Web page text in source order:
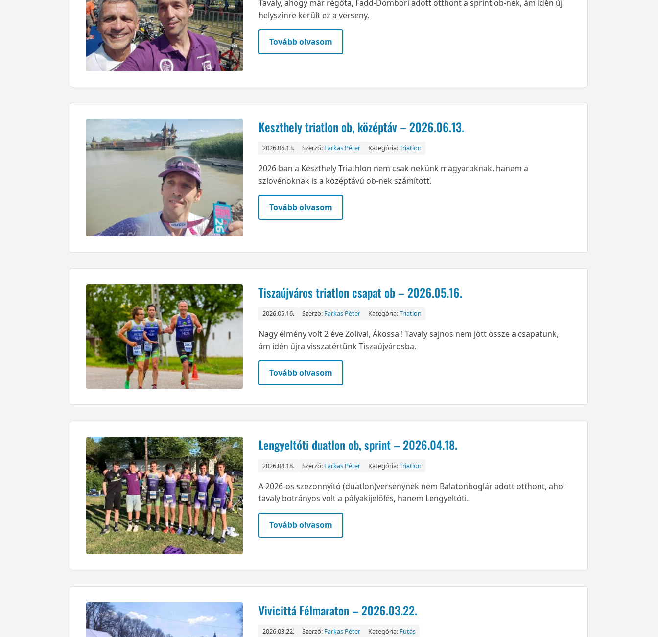
Tavaly, ahogy már régóta, Fadd-Dombori adott otthont a sprint ob-nek, ám idén új
helyszínre került ez a verseny.
Tovább olvasom
Keszthely triatlon ob, középtáv – 2026.06.13.
2026.06.13. Szerző: Farkas Péter Kategória:Triatlon
2026-ban a Keszthely Triathlon nem csak nekünk magyaroknak, hanem a
szlovénoknak is a középtávú ob-nek számított.
Tovább olvasom
Tiszaújváros triatlon csapat ob – 2026.05.16.
2026.05.16. Szerző: Farkas Péter Kategória:Triatlon
Nagy élmény volt 2 éve Zolival, Ákossal! Tavaly sajnos nem jött össze a csapatunk,
ám idén újra visszatértünk Tiszaújvárosba.
Tovább olvasom
Lengyeltóti duatlon ob, sprint – 2026.04.18.
2026.04.18. Szerző: Farkas Péter Kategória:Triatlon
A 2026-os szezonnyitó (duatlon)versenynek nem Balatonboglár adott otthont, ahol
tavaly botrányos volt a pályakijelölés, hanem Lengyeltóti.
Tovább olvasom
Vivicittá Félmaraton – 2026.03.22.
2026.03.22. Szerző: Farkas Péter Kategória: Futás